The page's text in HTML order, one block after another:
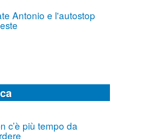
Antonio e l'autostop
c’è più tempo da